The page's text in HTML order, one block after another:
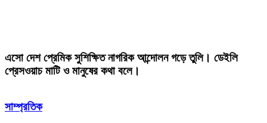
এসো দেশ প্রেমিক সুশিক্ষিত নাগরিক আন্দোলন গড়ে তুলি। ডেইলি
প্রেসওয়াচ মাটি ও মানুষের কথা বলে।
সাম্প্রতিক